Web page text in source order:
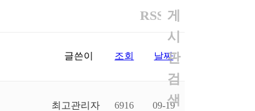
RSS 게
시
판
검
색
글쓴이 조회 날짜
최고관리자 6916 09-19